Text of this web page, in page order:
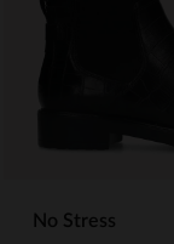
No Stress